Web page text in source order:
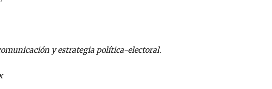
y estrategia política-electoral.